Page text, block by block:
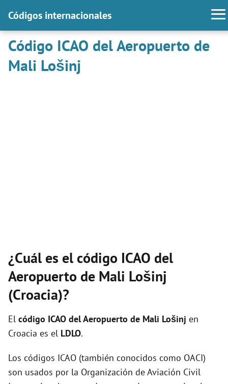
Códigos internacionales
Código ICAO del Aeropuerto de
Mali Lošinj
¿Cuál es el código ICAO del
Aeropuerto de Mali Lošinj
(Croacia)?
El código ICAO delAeropuerto de Mali Lošinj en
Croacia es el LDLO.
Los códigos ICAO (también conocidos como OACI)
son usados por la Organización de Aviación Civil